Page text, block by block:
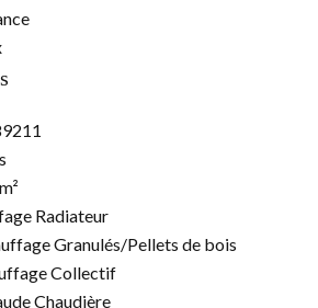
Radiateur
Granulés/Pellets de bois
Collectif
Chaudière